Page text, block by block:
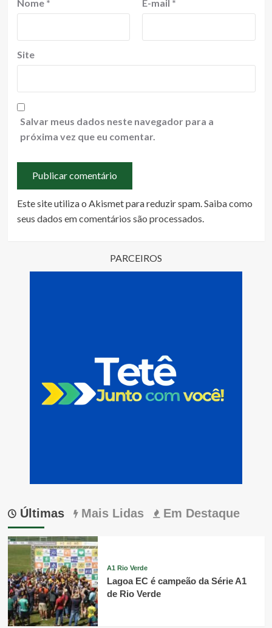
Nome * E-mail *
Site
Salvar meus dados neste navegador para a
próxima vez que eu comentar.
Este site utiliza o Akismet para reduzir spam.Saiba como
seus dados em comentários são processados.
PARCEIROS
Últimas Mais Lidas Em Destaque
A1 Rio Verde
Lagoa EC é campeão da Série A1
de Rio Verde